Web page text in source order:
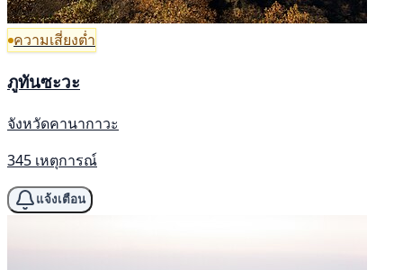
ความเสี่ยงต่ำ
ภูทันซะวะ
จังหวัดคานากาวะ
345 เหตุการณ์
แจ้งเตือน